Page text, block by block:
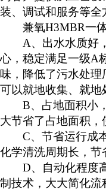
装、调试和服务等全
兼氧H3MBR一
A、出水水质好
心，稳定满足一级A
味，降低了污水处理
可以就地收集、就地
B、占地面积小
大节省了占地面积，
C、节省运行成
化学清洗周期长，节
D、自动化程度
制技术，大大简化